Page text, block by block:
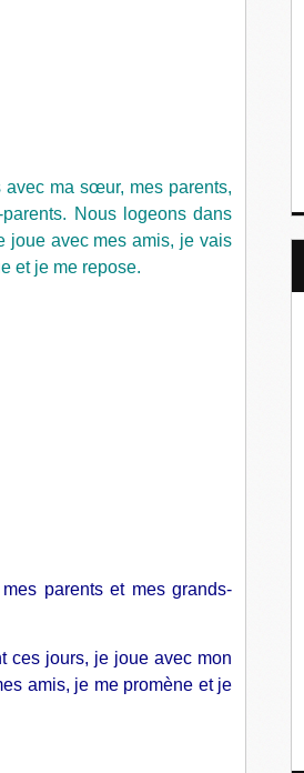
ma sœur, mes parents,
Nous logeons dans
joue avec mes amis, je vais
et je me repose.
parents et mes grands-
ces jours, je joue avec mon
amis, je me promène et je